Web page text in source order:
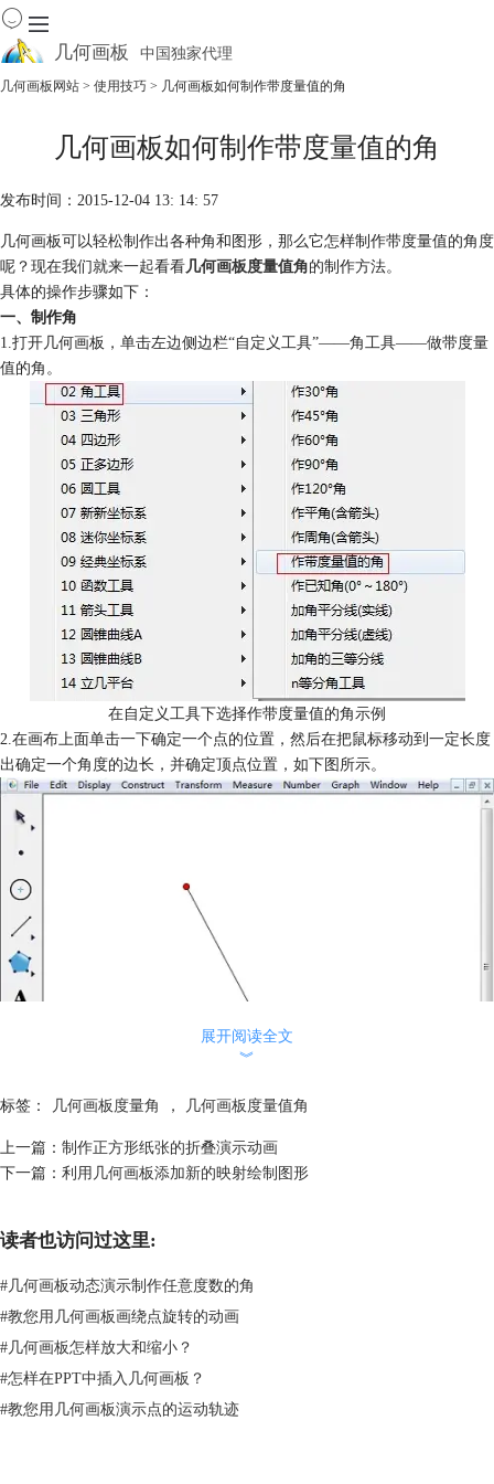
几何画板 中国独家代理
资源中心
软件商城
几何画板网站 > 使用技巧 > 几何画板如何制作带度量值的角
几何画板如何制作带度量值的角
发布时间：2015-12-04 13: 14: 57
几何画板可以轻松制作出各种角和图形，那么它怎样制作带度量值的角度
呢？现在我们就来一起看看几何画板度量值角的制作方法。
具体的操作步骤如下：
一、制作角
1.打开几何画板，单击左边侧边栏“自定义工具”——角工具——做带度量
值的角。
在自定义工具下选择作带度量值的角示例
2.在画布上面单击一下确定一个点的位置，然后在把鼠标移动到一定长度
出确定一个角度的边长，并确定顶点位置，如下图所示。
使用鼠标确定角度的一个边长示例
展开阅读全文
︾
标签： 几何画板度量角 ， 几何画板度量值角
上一篇： 制作正方形纸张的折叠演示动画
下一篇： 利用几何画板添加新的映射绘制图形
读者也访问过这里:
#几何画板动态演示制作任意度数的角
#教您用几何画板画绕点旋转的动画
#几何画板怎样放大和缩小？
#怎样在PPT中插入几何画板？
#教您用几何画板演示点的运动轨迹